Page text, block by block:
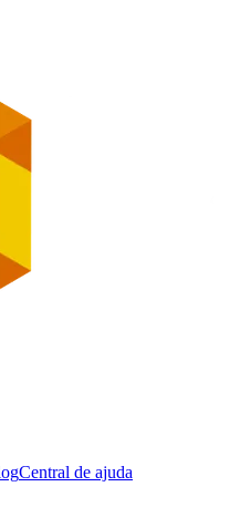
Central de ajuda